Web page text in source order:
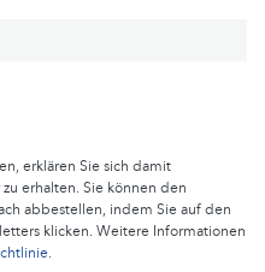
erklären Sie sich damit
erhalten. Sie können den
abbestellen, indem Sie auf den
klicken. Weitere Informationen
.